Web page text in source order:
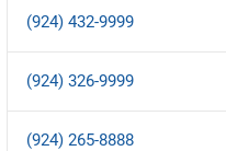
(924) 432-9999
(924) 326-9999
(924) 265-8888